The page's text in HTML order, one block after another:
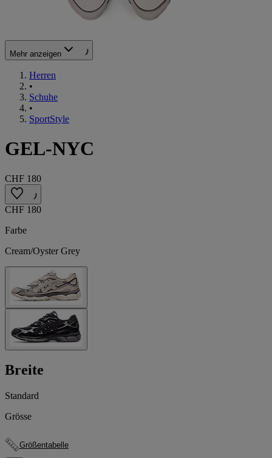
Mehr anzeigen
Herren
•
Schuhe
•
SportStyle
GEL-NYC
CHF 180
CHF 180
Farbe
Cream/Oyster Grey
Breite
Standard
Grösse
Größentabelle